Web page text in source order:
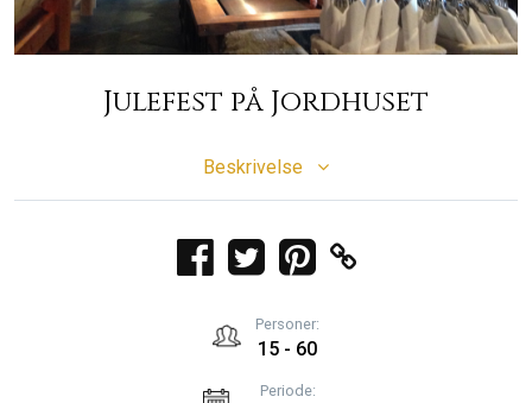
Julefest på Jordhuset
Beskrivelse
Personer:
15 - 60
Periode: